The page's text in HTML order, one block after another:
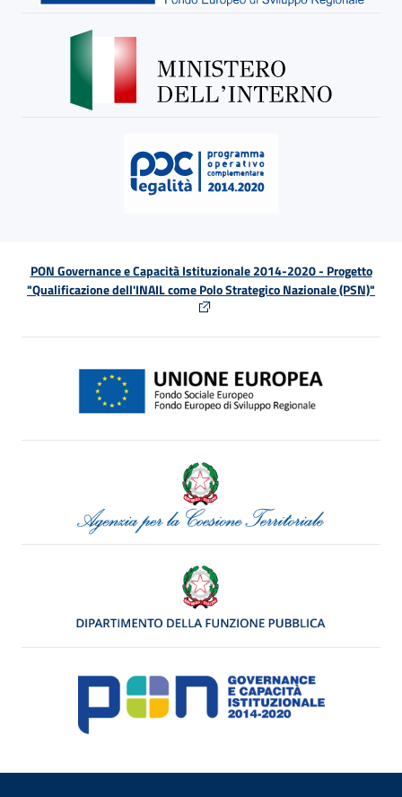
PON Governance e Capacità Istituzionale 2014-2020 - Progetto
"Qualificazione dell'INAIL come Polo Strategico Nazionale (PSN)"